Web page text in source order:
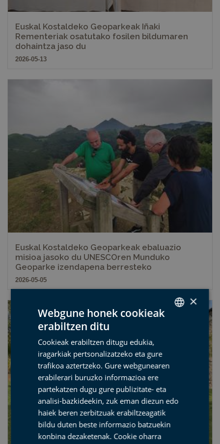
Euskal Kostaldeko Geoparkeak Iñaki
Rementeriak osatutako fosilen bildumaren
dohaintza jaso du
2026-05-13
Euskal Kostaldeko Geoparkeak ebaluazio
misioa jasoko du UNESCOren Munduko
Geoparke izendapena berresteko
2026-05-05
×
Webgune honek cookieak
erabiltzen ditu
Cookieak erabiltzen ditugu edukia,
iragarkiak pertsonalizatzeko eta gure
trafikoa aztertzeko. Gure webgunearen
erabilerari buruzko informazioa ere
partekatzen dugu gure publizitate- eta
analisi-bazkideekin, zuk eman diezun edo
haiek beren zerbitzuak erabiltzeagatik
bildu duten beste informazio batzuekin
konbina dezaketenak. Cookie oharra